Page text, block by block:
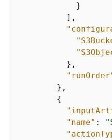
            }
          ],
          },
        },
{
"name" :